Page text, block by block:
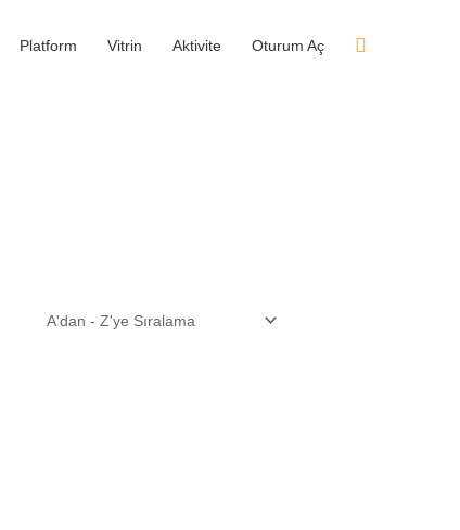
Platform Vitrin Aktivite Oturum Aç